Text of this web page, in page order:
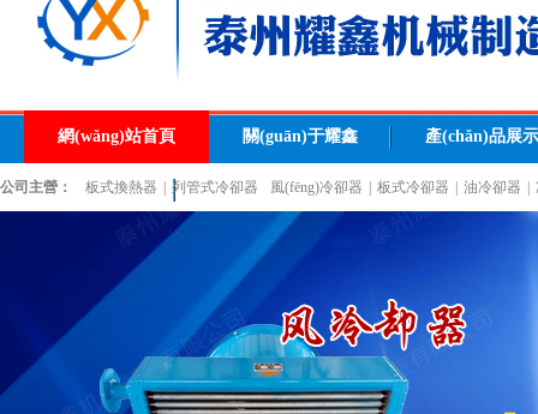
網(wǎng)站首頁 關(guān)于耀鑫 產(chǎn)品展示
管式冷卻器 聯(lián)系耀鑫
公司主營： 板式換熱器 列管式冷卻器 風(fēng)冷卻器 板式冷卻器 油冷卻器